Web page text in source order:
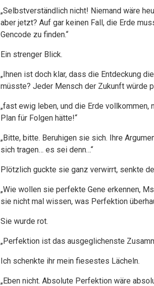
„Selbstverständlich nicht! Niemand wäre
aber jetzt? Auf gar keinen Fall, die Erde
Gencode zu finden.“
Ein strenger Blick.
„Ihnen ist doch klar, dass die Entdeckung
müsste? Jeder Mensch der Zukunft würde
„fast ewig leben, und die Erde
Plan für Folgen hätte!“
„Bitte, bitte. Beruhigen sie sich. Ihre
sich tragen… es sei denn…“
Plötzlich guckte sie ganz verwirrt, senkte
„Wie wollen sie perfekte Gene erkennen,
sie nicht mal wissen, was Perfektion
Sie wurde rot.
„Perfektion ist das ausgeglichenste
Ich schenkte ihr mein fiesestes Lächeln.
„Eben nicht. Absolute Perfektion wäre